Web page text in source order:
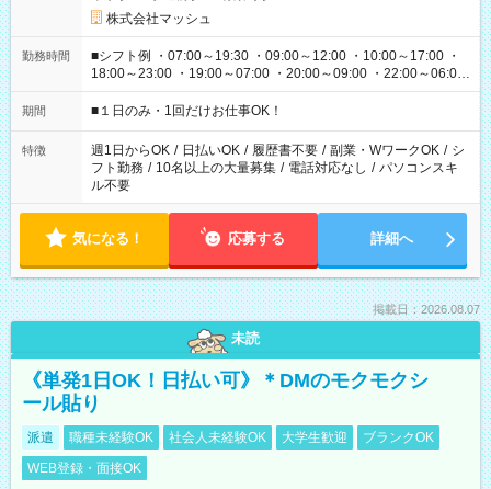
株式会社マッシュ
勤務時間
■シフト例 ・07:00～19:30 ・09:00～12:00 ・10:00～17:00 ・
18:00～23:00 ・19:00～07:00 ・20:00～09:00 ・22:00～06:00
etc ★最短で3時間で5,120円のお仕事から 15時間で2万円近く稼
げるお仕事も！ ご希望のお時間に合わせてご紹介！ ※シフトは
ください！
期間 ■１日のみ・1回だけお仕事OK！
特徴 週1日からOK / 日払いOK / 履歴書不要 / 副業・WワークOK / シ
フト勤務 / 10名以上の大量募集 / 電話対応なし / パソコンスキ
ル不要
気になる！ 応募する 詳細へ
掲載日：2026.08.07
未読
《単発1日OK！日払い可》＊DMのモクモクシ
ール貼り
派遣 職種未経験OK 社会人未経験OK 大学生歓迎
ブランクOK
WEB登録・面接OK